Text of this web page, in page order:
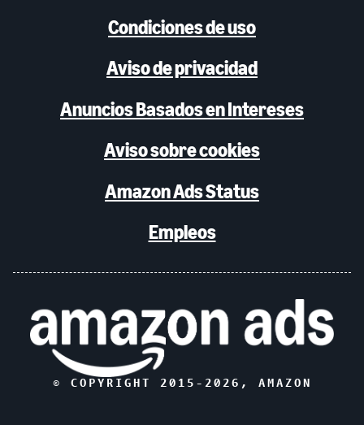
Condiciones de uso
Aviso de privacidad
Anuncios Basados en Intereses
Aviso sobre cookies
Amazon Ads Status
Empleos
© COPYRIGHT 2015- 2026 , AMAZON